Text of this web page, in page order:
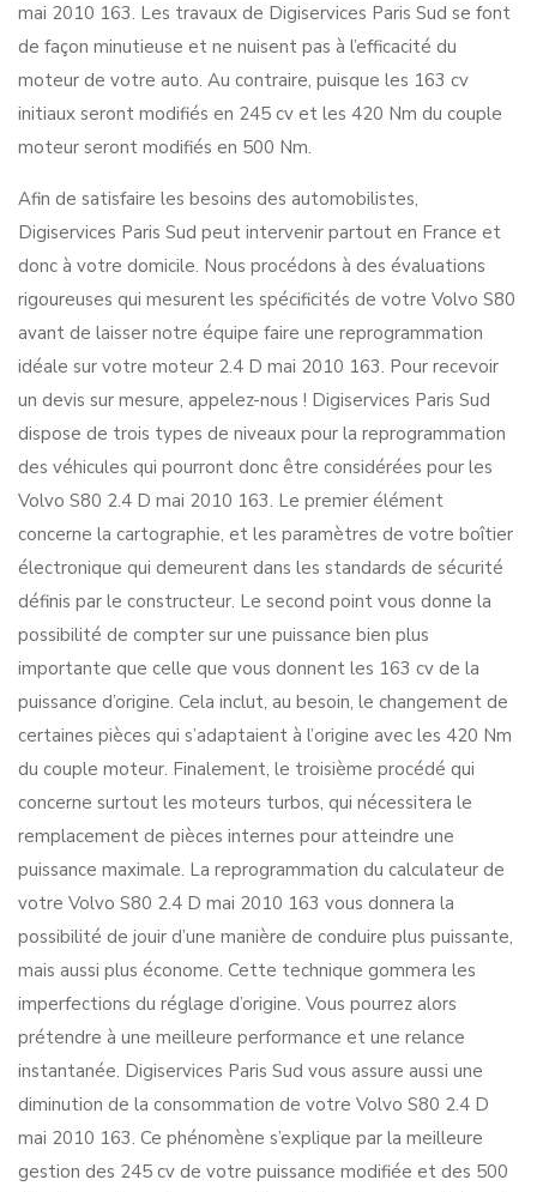
mai 2010 163. Les travaux de Digiservices Paris Sud se font
de façon minutieuse et ne nuisent pas à l’efficacité du
moteur de votre auto. Au contraire, puisque les 163 cv
initiaux seront modifiés en 245 cv et les 420 Nm du couple
moteur seront modifiés en 500 Nm.
Afin de satisfaire les besoins des automobilistes,
Digiservices Paris Sud peut intervenir partout en France et
donc à votre domicile. Nous procédons à des évaluations
rigoureuses qui mesurent les spécificités de votre Volvo S80
avant de laisser notre équipe faire une reprogrammation
idéale sur votre moteur 2.4 D mai 2010 163. Pour recevoir
un devis sur mesure, appelez-nous ! Digiservices Paris Sud
dispose de trois types de niveaux pour la reprogrammation
des véhicules qui pourront donc être considérées pour les
Volvo S80 2.4 D mai 2010 163. Le premier élément
concerne la cartographie, et les paramètres de votre boîtier
électronique qui demeurent dans les standards de sécurité
définis par le constructeur. Le second point vous donne la
possibilité de compter sur une puissance bien plus
importante que celle que vous donnent les 163 cv de la
puissance d’origine. Cela inclut, au besoin, le changement de
certaines pièces qui s’adaptaient à l’origine avec les 420 Nm
du couple moteur. Finalement, le troisième procédé qui
concerne surtout les moteurs turbos, qui nécessitera le
remplacement de pièces internes pour atteindre une
puissance maximale. La reprogrammation du calculateur de
votre Volvo S80 2.4 D mai 2010 163 vous donnera la
possibilité de jouir d’une manière de conduire plus puissante,
mais aussi plus économe. Cette technique gommera les
imperfections du réglage d’origine. Vous pourrez alors
prétendre à une meilleure performance et une relance
instantanée. Digiservices Paris Sud vous assure aussi une
diminution de la consommation de votre Volvo S80 2.4 D
mai 2010 163. Ce phénomène s’explique par la meilleure
gestion des 245 cv de votre puissance modifiée et des 500